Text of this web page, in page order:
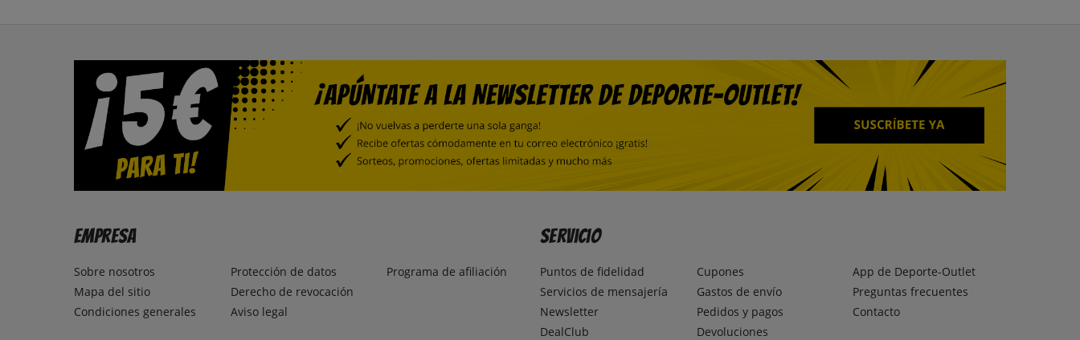
Empresa
Sobre nosotros
Mapa del sitio
Condiciones generales
Protección de datos
Derecho de revocación
Aviso legal
Programa de afiliación
Servicio
Puntos de fidelidad
Servicios de mensajería
Newsletter
DealClub
Cupones
Gastos de envío
Pedidos y pagos
Devoluciones
App de Deporte-Outlet
Preguntas frecuentes
Contacto